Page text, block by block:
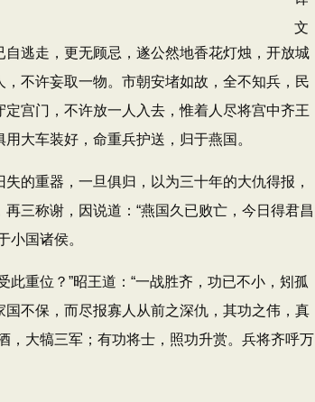
逃走，更无顾忌，遂公然地香花灯烛，开放城
不许妄取一物。市朝安堵如故，全不知兵，民
宫门，不许放一人入去，惟着人尽将宫中齐王
大车装好，命重兵护送，归于燕国。
重器，一旦俱归，以为三十年的大仇得报，
三称谢，因说道：“燕国久已败亡，今日得君昌
小国诸侯。
重位？”昭王道：“一战胜齐，功已不小，矧孤
不保，而尽报寡人从前之深仇，其功之伟，真
，大犒三军；有功将士，照功升赏。兵将齐呼万